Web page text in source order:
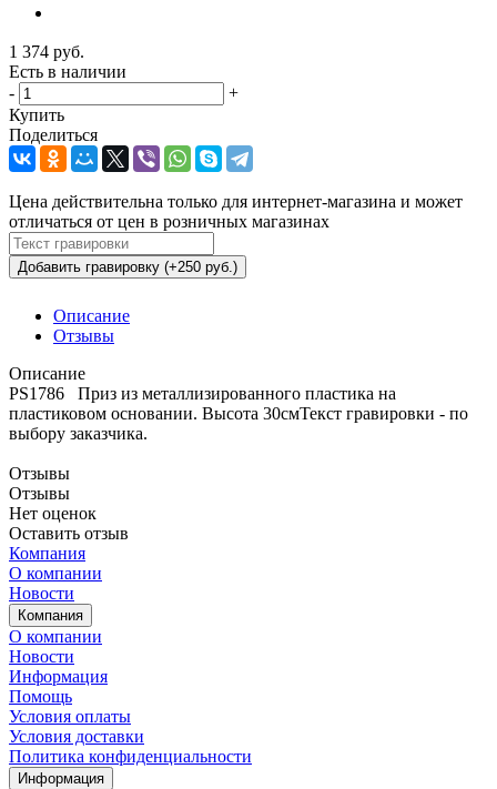
1 374 руб.
Есть в наличии
-
+
Купить
Поделиться
Цена действительна только для интернет-магазина и может
отличаться от цен в розничных магазинах
Добавить гравировку (+250 руб.)
Описание
Отзывы
Описание
PS1786 Приз из металлизированного пластика на
пластиковом основании. Высота 30смТекст гравировки - по
выбору заказчика.
Отзывы
Отзывы
Нет оценок
Оставить отзыв
Компания
О компании
Новости
Компания
О компании
Новости
Информация
Помощь
Условия оплаты
Условия доставки
Политика конфиденциальности
Информация